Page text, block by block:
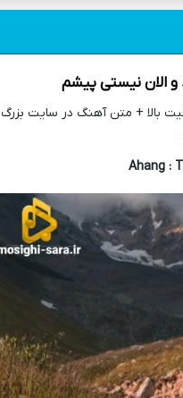
و الان نیستی پیشم
بالا + متن آهنگ در سایت بزرگ
Ahang :